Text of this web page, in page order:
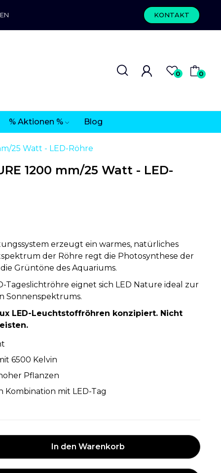
KONTAKT
0 0
% Aktionen % Blog
25 Watt - LED-Röhre
1200 mm/25 Watt - LED-
erzeugt ein warmes, natürliches
der Röhre regt die Photosynthese der
Grüntöne des Aquariums.
Tageslichtröhre eignet sich LED Nature ideal zur
Sonnenspektrums.
LED-Leuchtstoffröhren konzipiert. Nicht
6500 Kelvin
Pflanzen
mit LED-Tag
In den Warenkorb